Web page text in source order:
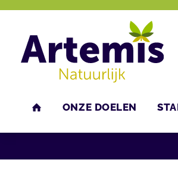
ONZE DOELEN
U bent hier: Home Agenda Bijeenkomsten